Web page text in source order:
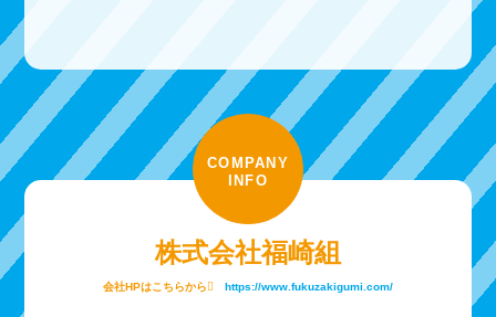
COMPANY
INFO
株式会社福崎組
会社HPはこちらから https://www.fukuzakigumi.com/